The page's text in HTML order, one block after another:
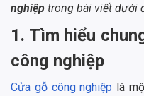
nghiệp trong bài viết dưới
1. Tìm hiểu
công nghiệp
Cửa gỗ công nghiệp là